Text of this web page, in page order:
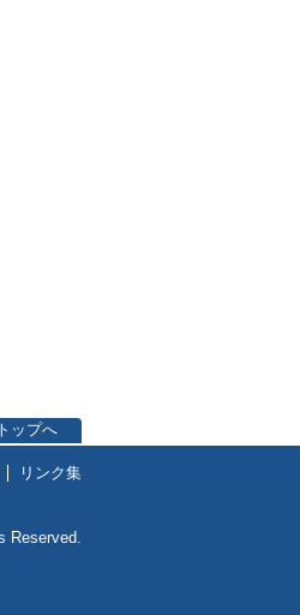
ップへ
リンク集
Reserved.